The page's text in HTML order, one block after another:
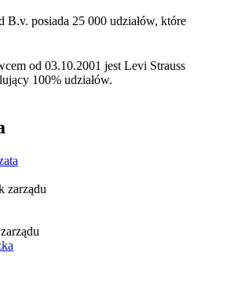
B.v. posiada 25 000 udziałów, które
od 03.10.2001 jest Levi Strauss
100% udziałów.
zarządu